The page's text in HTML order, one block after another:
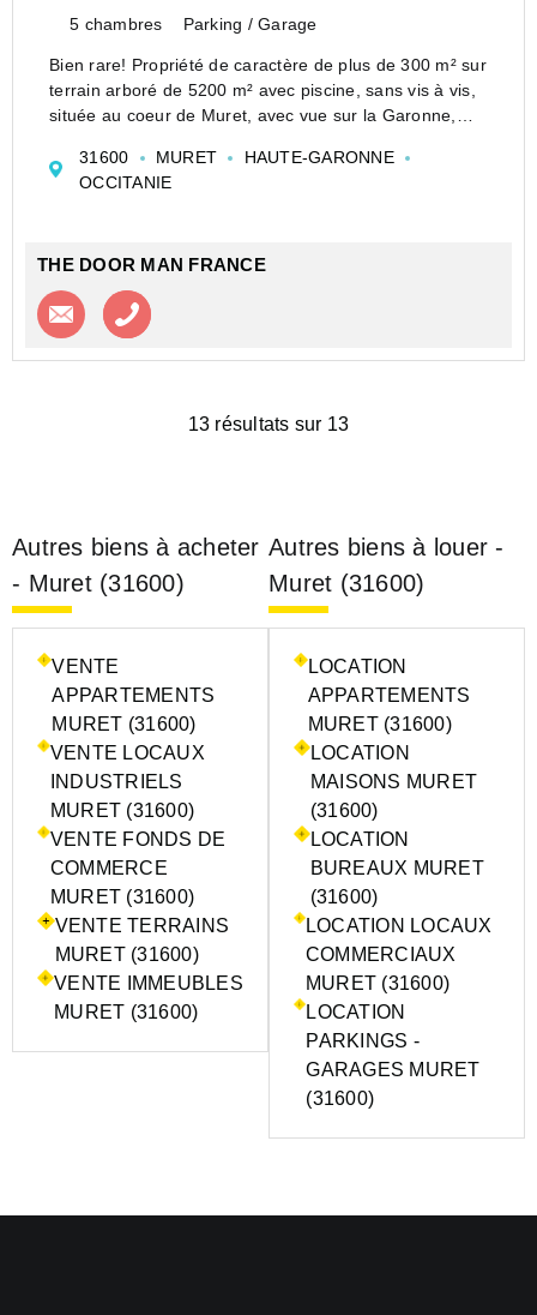
5 chambres Parking / Garage
Bien rare! Propriété de caractère de plus de 300 m² sur
terrain arboré de 5200 m² avec piscine, sans vis à vis,
située au coeur de Muret, avec vue sur la Garonne,
Vous serez séduit par son beau séjour lumineux avec
son balcon c...
31600 MURET
HAUTE-GARONNE
OCCITANIE
THE DOOR MAN FRANCE
Contacter l'agence
13 résultats sur 13
Autres biens à acheter
- Muret (31600)
VENTE
APPARTEMENTS
MURET (31600)
VENTE LOCAUX
INDUSTRIELS
MURET (31600)
VENTE FONDS DE
COMMERCE
MURET (31600)
VENTE TERRAINS
MURET (31600)
VENTE IMMEUBLES
MURET (31600)
Autres biens à louer -
Muret (31600)
LOCATION
APPARTEMENTS
MURET (31600)
LOCATION
MAISONS MURET
(31600)
LOCATION
BUREAUX MURET
(31600)
LOCATION LOCAUX
COMMERCIAUX
MURET (31600)
LOCATION
PARKINGS -
GARAGES MURET
(31600)